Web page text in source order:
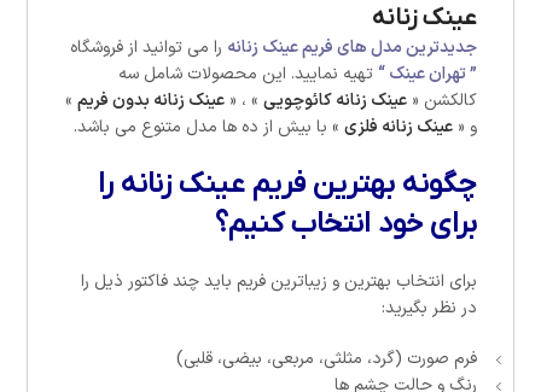
عینک زنانه
جدیدترین مدل های فریم عینک زنانه را می توانید از فروشگاه
” تهران عینک “ تهیه نمایید. این محصولات شامل سه
کالکشن «عینک زنانه کائوچویی » ، «عینک زنانه بدون فریم »
و «عینک زنانه فلزی » با بیش از ده ها مدل متنوع می باشد.
چگونه بهترین فریم عینک زنانه را
برای خود انتخاب کنیم؟
برای انتخاب بهترین و زیباترین فریم باید چند فاکتور ذیل را
در نظر بگیرید:
فرم صورت (گرد، مثلثی، مربعی، بیضی، قلبی)
رنگ و حالت چشم ها